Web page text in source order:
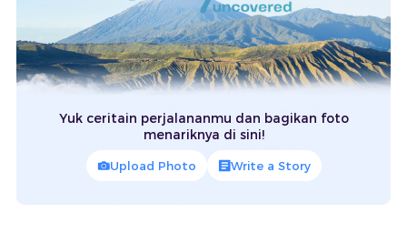
Yuk ceritain perjalananmu dan bagikan foto
menariknya di sini!
Upload Photo Write a Story